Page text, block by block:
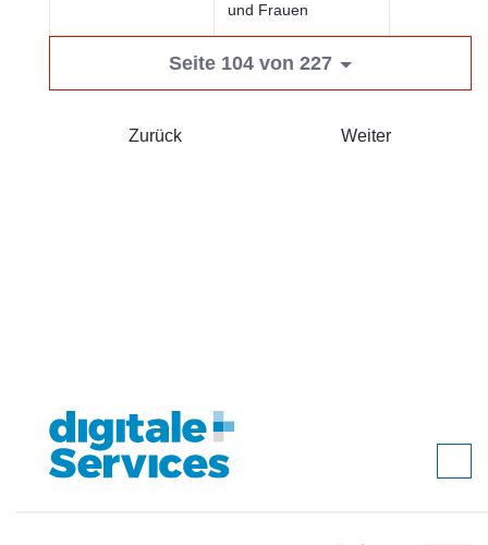
und Frauen
Seite 104 von 227
Zurück Weiter